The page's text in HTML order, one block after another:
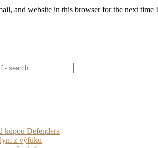
and website in this browser for the next time
kúpou Defendera
z výfuku